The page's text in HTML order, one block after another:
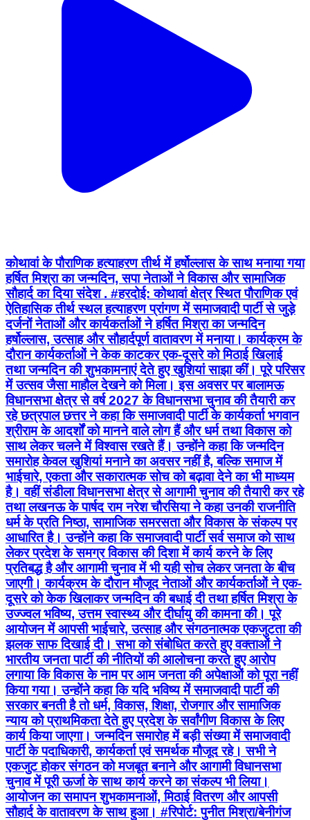
कोथावां के पौराणिक हत्याहरण तीर्थ में हर्षोल्लास के साथ मनाया गया
हर्षित मिश्रा का जन्मदिन, सपा नेताओं ने विकास और सामाजिक
सौहार्द का दिया संदेश . #हरदोई: कोथावां क्षेत्र स्थित पौराणिक एवं
ऐतिहासिक तीर्थ स्थल हत्याहरण प्रांगण में समाजवादी पार्टी से जुड़े
दर्जनों नेताओं और कार्यकर्ताओं ने हर्षित मिश्रा का जन्मदिन
हर्षोल्लास, उत्साह और सौहार्दपूर्ण वातावरण में मनाया। कार्यक्रम के
दौरान कार्यकर्ताओं ने केक काटकर एक-दूसरे को मिठाई खिलाई
तथा जन्मदिन की शुभकामनाएं देते हुए खुशियां साझा कीं। पूरे परिसर
में उत्सव जैसा माहौल देखने को मिला। इस अवसर पर बालामऊ
विधानसभा क्षेत्र से वर्ष 2027 के विधानसभा चुनाव की तैयारी कर
रहे छत्रपाल छत्तर ने कहा कि समाजवादी पार्टी के कार्यकर्ता भगवान
श्रीराम के आदर्शों को मानने वाले लोग हैं और धर्म तथा विकास को
साथ लेकर चलने में विश्वास रखते हैं। उन्होंने कहा कि जन्मदिन
समारोह केवल खुशियां मनाने का अवसर नहीं है, बल्कि समाज में
भाईचारे, एकता और सकारात्मक सोच को बढ़ावा देने का भी माध्यम
है। वहीं संडीला विधानसभा क्षेत्र से आगामी चुनाव की तैयारी कर रहे
तथा लखनऊ के पार्षद राम नरेश चौरसिया ने कहा उनकी राजनीति
धर्म के प्रति निष्ठा, सामाजिक समरसता और विकास के संकल्प पर
आधारित है। उन्होंने कहा कि समाजवादी पार्टी सर्व समाज को साथ
लेकर प्रदेश के समग्र विकास की दिशा में कार्य करने के लिए
प्रतिबद्ध है और आगामी चुनाव में भी यही सोच लेकर जनता के बीच
जाएगी। कार्यक्रम के दौरान मौजूद नेताओं और कार्यकर्ताओं ने एक-
दूसरे को केक खिलाकर जन्मदिन की बधाई दी तथा हर्षित मिश्रा के
उज्ज्वल भविष्य, उत्तम स्वास्थ्य और दीर्घायु की कामना की। पूरे
आयोजन में आपसी भाईचारे, उत्साह और संगठनात्मक एकजुटता की
झलक साफ दिखाई दी। सभा को संबोधित करते हुए वक्ताओं ने
भारतीय जनता पार्टी की नीतियों की आलोचना करते हुए आरोप
लगाया कि विकास के नाम पर आम जनता की अपेक्षाओं को पूरा नहीं
किया गया। उन्होंने कहा कि यदि भविष्य में समाजवादी पार्टी की
सरकार बनती है तो धर्म, विकास, शिक्षा, रोजगार और सामाजिक
न्याय को प्राथमिकता देते हुए प्रदेश के सर्वांगीण विकास के लिए
कार्य किया जाएगा। जन्मदिन समारोह में बड़ी संख्या में समाजवादी
पार्टी के पदाधिकारी, कार्यकर्ता एवं समर्थक मौजूद रहे। सभी ने
एकजुट होकर संगठन को मजबूत बनाने और आगामी विधानसभा
चुनाव में पूरी ऊर्जा के साथ कार्य करने का संकल्प भी लिया।
आयोजन का समापन शुभकामनाओं, मिठाई वितरण और आपसी
सौहार्द के वातावरण के साथ हुआ। #रिपोर्ट: पुनीत मिश्रा/बेनीगंज